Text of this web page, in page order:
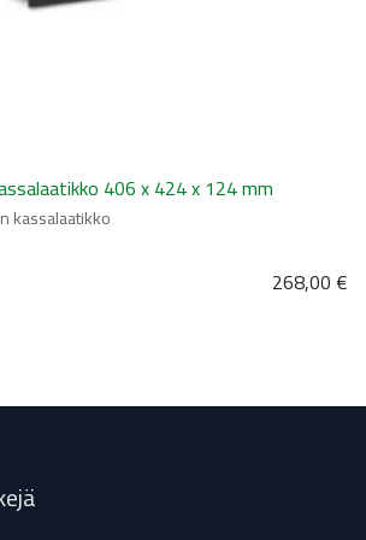
406 x 424 x 124 mm
kassalaatikko
268,00€